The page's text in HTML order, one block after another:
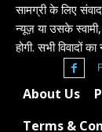
सामग्री के लिए
न्यूज़ या उसके
होगी. सभी विवादों का
About Us
Terms &